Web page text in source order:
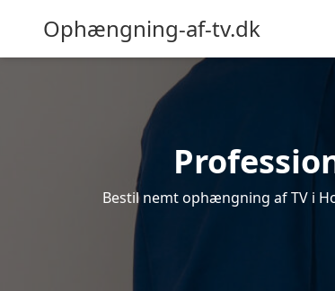
Ophængning-af-tv.dk
Bestil nemt ophængning af TV i